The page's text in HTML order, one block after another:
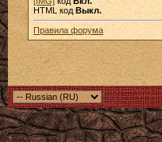
HTML код Выкл.
Правила форума